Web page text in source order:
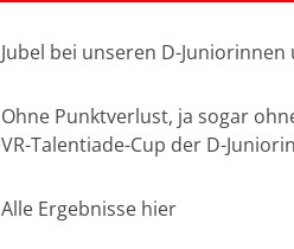
Jubel bei unseren D-
Ohne Punktverlust, ja sogar
VR-Talentiade-Cup der D-
Alle Ergebnisse hier